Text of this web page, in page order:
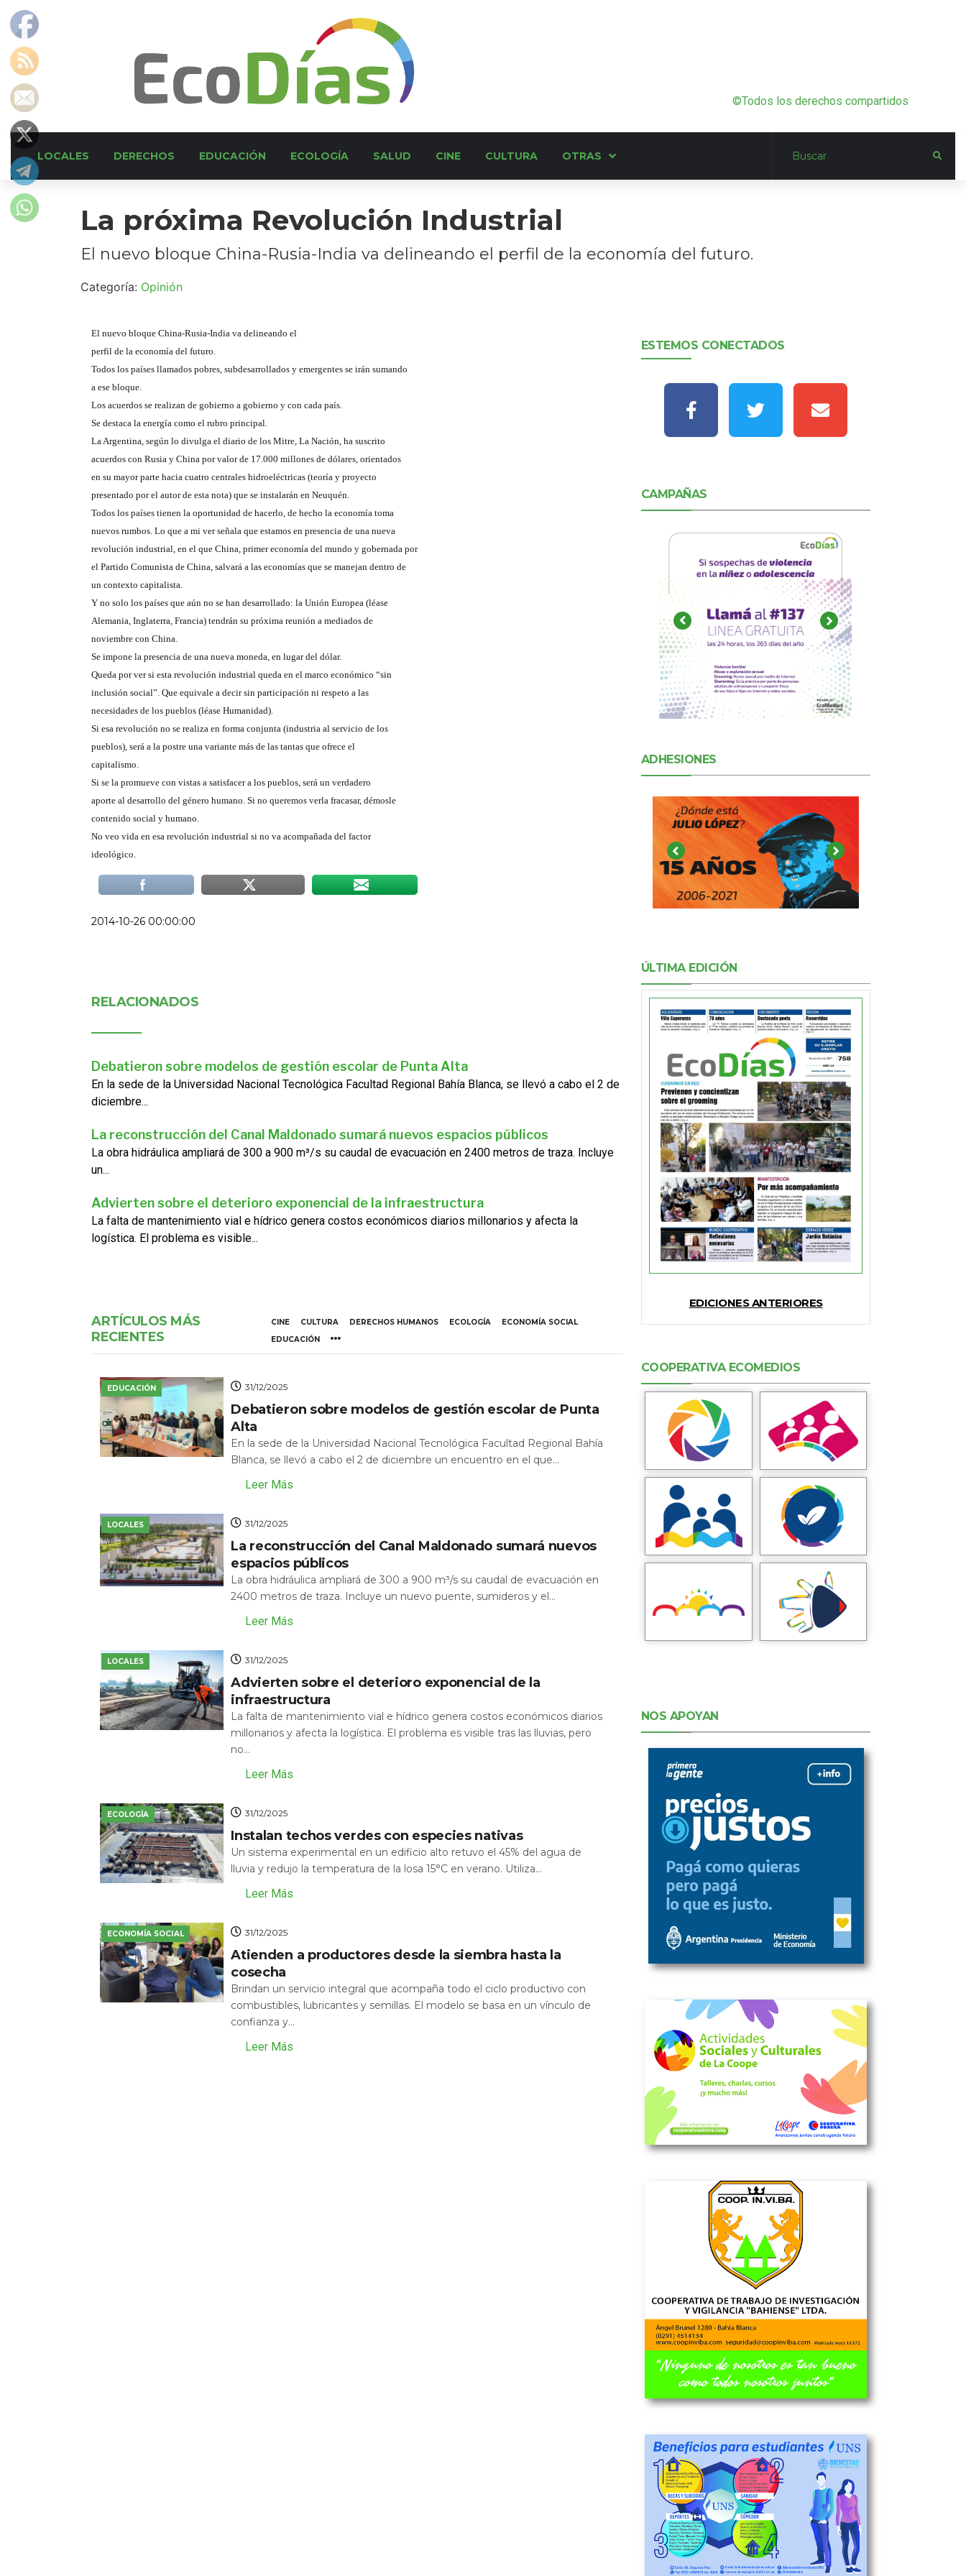
©Todos los derechos compartidos
LOCALES DERECHOS EDUCACIÓN ECOLOGÍA SALUD CINE CULTURA OTRAS
La próxima Revolución Industrial
El nuevo bloque China-Rusia-India va delineando el perfil de la economía del futuro.
Categoría: Opinión
El nuevo bloque China-Rusia-India va delineando el
perfil de la economía del futuro.
Todos los países llamados pobres, subdesarrollados y emergentes se irán sumando
a ese bloque.
Los acuerdos se realizan de gobierno a gobierno y con cada país.
Se destaca la energía como el rubro principal.
La Argentina, según lo divulga el diario de los Mitre, La Nación, ha suscrito
acuerdos con Rusia y China por valor de 17.000 millones de dólares, orientados
en su mayor parte hacia cuatro centrales hidroeléctricas (teoría y proyecto
presentado por el autor de esta nota) que se instalarán en Neuquén.
Todos los países tienen la oportunidad de hacerlo, de hecho la economía toma
nuevos rumbos. Lo que a mi ver señala que estamos en presencia de una nueva
revolución industrial, en el que China, primer economía del mundo y gobernada por
el Partido Comunista de China, salvará a las economías que se manejan dentro de
un contexto capitalista.
Y no solo los países que aún no se han desarrollado: la Unión Europea (léase
Alemania, Inglaterra, Francia) tendrán su próxima reunión a mediados de
noviembre con China.
Se impone la presencia de una nueva moneda, en lugar del dólar.
Queda por ver si esta revolución industrial queda en el marco económico “sin
inclusión social”. Que equivale a decir sin participación ni respeto a las
necesidades de los pueblos (léase Humanidad).
Si esa revolución no se realiza en forma conjunta (industria al servicio de los
pueblos), será a la postre una variante más de las tantas que ofrece el
capitalismo.
Si se la promueve con vistas a satisfacer a los pueblos, será un verdadero
aporte al desarrollo del género humano. Si no queremos verla fracasar, démosle
contenido social y humano.
No veo vida en esa revolución industrial si no va acompañada del factor
ideológico.
2014-10-26 00:00:00
RELACIONADOS
Debatieron sobre modelos de gestión escolar de Punta Alta
En la sede de la Universidad Nacional Tecnológica Facultad Regional Bahía Blanca, se llevó a cabo el 2 de
diciembre...
La reconstrucción del Canal Maldonado sumará nuevos espacios públicos
La obra hidráulica ampliará de 300 a 900 m³/s su caudal de evacuación en 2400 metros de traza. Incluye
un...
Advierten sobre el deterioro exponencial de la infraestructura
La falta de mantenimiento vial e hídrico genera costos económicos diarios millonarios y afecta la
logística. El problema es visible...
ARTÍCULOS MÁS
RECIENTES
CINE CULTURA DERECHOS HUMANOS ECOLOGÍA
ECONOMÍA SOCIAL
EDUCACIÓN
EDUCACIÓN 31/12/2025
Debatieron sobre modelos de gestión escolar de Punta
Alta
En la sede de la Universidad Nacional Tecnológica Facultad Regional Bahía
Blanca, se llevó a cabo el 2 de diciembre un encuentro en el que...
Leer Más
LOCALES 31/12/2025
La reconstrucción del Canal Maldonado sumará nuevos
espacios públicos
La obra hidráulica ampliará de 300 a 900 m³/s su caudal de evacuación en
2400 metros de traza. Incluye un nuevo puente, sumideros y el...
Leer Más
LOCALES 31/12/2025
Advierten sobre el deterioro exponencial de la
infraestructura
La falta de mantenimiento vial e hídrico genera costos económicos diarios
millonarios y afecta la logística. El problema es visible tras las lluvias, pero
no...
Leer Más
ECOLOGÍA 31/12/2025
Instalan techos verdes con especies nativas
Un sistema experimental en un edificio alto retuvo el 45% del agua de
lluvia y redujo la temperatura de la losa 15°C en verano. Utiliza...
Leer Más
ECONOMÍA SOCIAL 31/12/2025
Atienden a productores desde la siembra hasta la
cosecha
Brindan un servicio integral que acompaña todo el ciclo productivo con
combustibles, lubricantes y semillas. El modelo se basa en un vínculo de
confianza y...
Leer Más
ESTEMOS CONECTADOS
CAMPAÑAS
ADHESIONES
ÚLTIMA EDICIÓN
EDICIONES ANTERIORES
COOPERATIVA ECOMEDIOS
NOS APOYAN